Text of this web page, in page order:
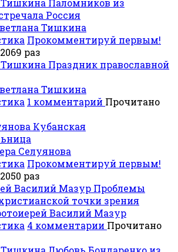
Паломников из
Россия
Тишкина
Прокомментируй первым!
раз
Праздник православной
Тишкина
1 комментарий Прочитано
Кубанская
Селуянова
Прокомментируй первым!
раз
Проблемы
точки зрения
Василий Мазур
4 комментарии Прочитано